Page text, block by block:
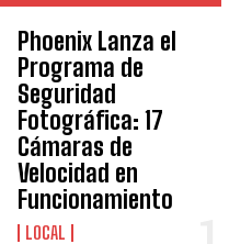
Phoenix Lanza el
Programa de
Seguridad
Fotográfica: 17
Cámaras de
Velocidad en
Funcionamiento
LOCAL